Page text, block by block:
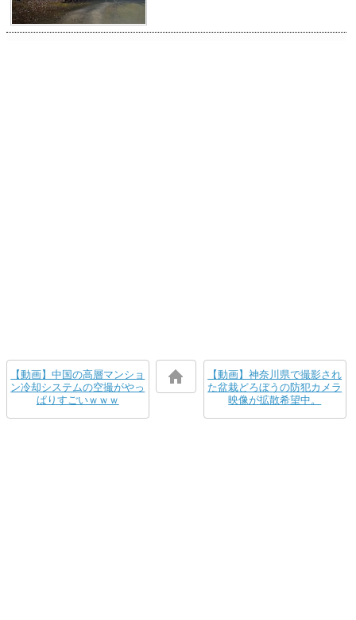
【動画】中国の高層マンショ
ン冷却システムの空撮がやっ
ぱりすごいｗｗｗ
【動画】神奈川県で撮影され
た盆栽どろぼうの防犯カメラ
映像が拡散希望中。